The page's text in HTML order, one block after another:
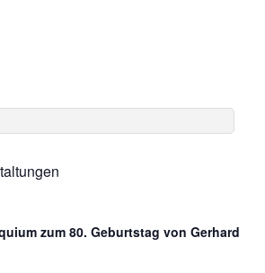
zum 80. Geburtstag von Gerhard